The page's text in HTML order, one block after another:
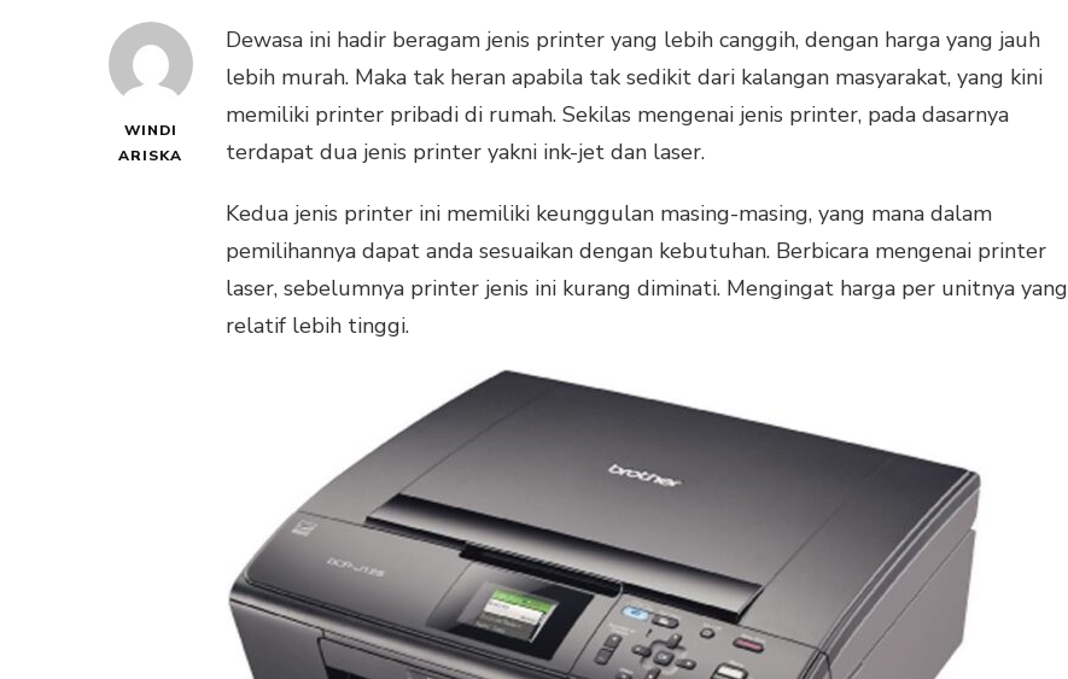
WINDI
ARISKA
Dewasa ini hadir beragam jenis printer yang lebih canggih, dengan harga yang jauh
lebih murah. Maka tak heran apabila tak sedikit dari kalangan masyarakat, yang kini
memiliki printer pribadi di rumah. Sekilas mengenai jenis printer, pada dasarnya
terdapat dua jenis printer yakni ink-jet dan laser.
Kedua jenis printer ini memiliki keunggulan masing-masing, yang mana dalam
pemilihannya dapat anda sesuaikan dengan kebutuhan. Berbicara mengenai printer
laser, sebelumnya printer jenis ini kurang diminati. Mengingat harga per unitnya yang
relatif lebih tinggi.